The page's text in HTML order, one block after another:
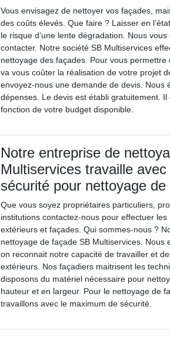
Vous envisagez de nettoyer vos façades,
des coûts élevés. Que faire ? Laisser en
le risque d’une lente dégradation. Nous
contacter. Notre société SB Multiservices
nettoyage des façades. Pour vous permettre
va vous coûter la réalisation de votre projet
envoyez-nous une demande de devis. Nous
dépenses. Le devis est établi gratuitement.
fonction de votre budget disponible.
Notre entreprise de
Multiservices travaille
sécurité pour nettoyage de
Que vous soyez propriétaires particuliers,
institutions contactez-nous pour effectuer
extérieurs et façades. Qui sommes-nous ?
nettoyage de façade SB Multiservices. Nous
on reconnait notre capacité de travailler et
extérieurs. Nos façadiers maitrisent les
disposons du matériel nécessaire pour
hauteur et en largeur. Pour le nettoyage de
travaillons avec le maximum de sécurité.